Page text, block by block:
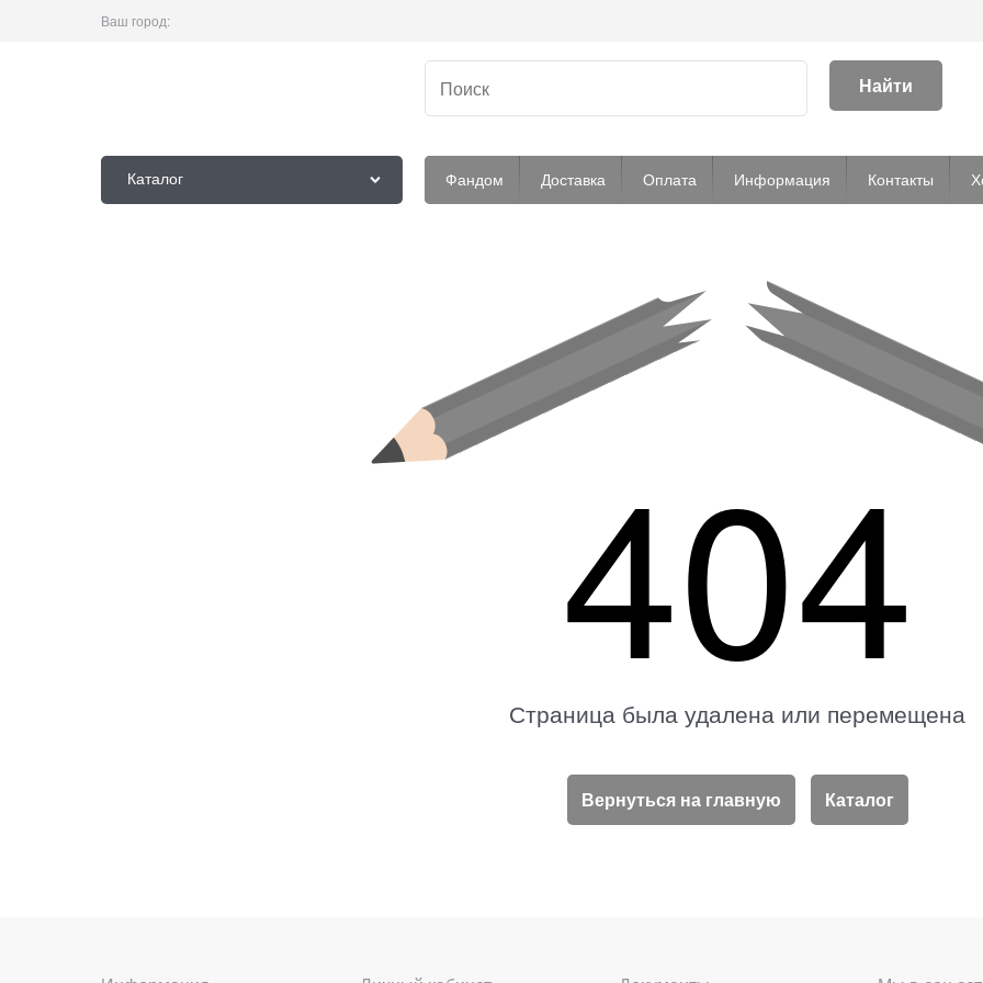
Ваш город:
Найти
Каталог Фандом Доставка Оплата Информация Контакты
404
Страница была удалена или перемещена
Вернуться на главную Каталог